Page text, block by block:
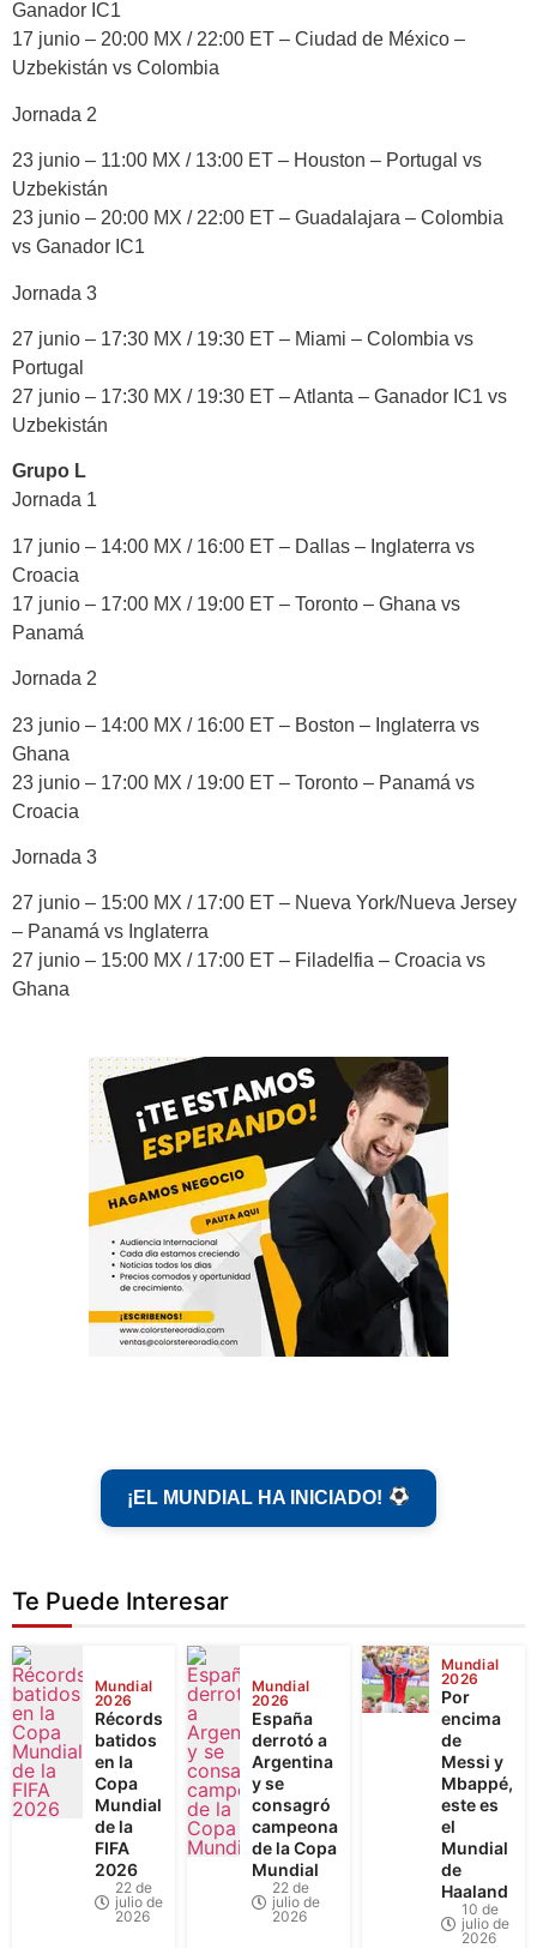
Ganador IC1
17 junio – 20:00 MX / 22:00 ET – Ciudad de México –
Uzbekistán vs Colombia
Jornada 2
23 junio – 11:00 MX / 13:00 ET – Houston – Portugal vs
Uzbekistán
23 junio – 20:00 MX / 22:00 ET – Guadalajara – Colombia
vs Ganador IC1
Jornada 3
27 junio – 17:30 MX / 19:30 ET – Miami – Colombia vs
Portugal
27 junio – 17:30 MX / 19:30 ET – Atlanta – Ganador IC1 vs
Uzbekistán
Grupo L
Jornada 1
17 junio – 14:00 MX / 16:00 ET – Dallas – Inglaterra vs
Croacia
17 junio – 17:00 MX / 19:00 ET – Toronto – Ghana vs
Panamá
Jornada 2
23 junio – 14:00 MX / 16:00 ET – Boston – Inglaterra vs
Ghana
23 junio – 17:00 MX / 19:00 ET – Toronto – Panamá vs
Croacia
Jornada 3
27 junio – 15:00 MX / 17:00 ET – Nueva York/Nueva Jersey
– Panamá vs Inglaterra
27 junio – 15:00 MX / 17:00 ET – Filadelfia – Croacia vs
Ghana
¡EL MUNDIAL HA INICIADO!
Te Puede Interesar
Mundial
2026
Récords
batidos
en la
Copa
Mundial
de la
FIFA
2026
22 de
julio de
2026
Mundial
2026
España
derrotó a
Argentina
y se
consagró
campeona
de la Copa
Mundial
22 de
julio de
2026
Mundial
2026
Por
encima
de
Messi y
Mbappé,
este es
el
Mundial
de
Haaland
10 de
julio de
2026